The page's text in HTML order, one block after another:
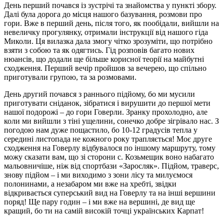
День перший почався із зустрічі та знайомства у пункті збору.
Далі була дорога до місця нашого базування, розмови про
гори. Вже в перший день, після того, як пообідали, вийшли на
невеличку прогулянку, отримали інструкції від нашого гіда
Миколи. Ця вилазка дала змогу чітко зрозуміти, що потрібно
взяти з собою та як одягтись. Гід розповів багато нових
нюансів, що додали ще більше корисної теорії на майбутні
сходження. Перший вечір пройшов за вечерею, що спільно
приготували групою, та за розмовами.
День другий почався з раннього підйому, бо ми мусили
приготувати сніданок, зібратися і вирушити до першої мети
нашої подорожі – до гори Говерли. Зранку прохолодно, але
коли ми вийшли з тіні ущелини, сонечко добре зігрівало нас. З
погодою нам дуже пощастило, бо 10-12 градусів тепла у
середині листопада не кожного року трапляється! Моє друге
сходження на Говерлу відбувалося по іншому маршруту, тому
можу сказати вам, що зі сторони с. Козьмещик воно набагато
мальовничіше, ніж від спортбази «Заросляк». Підйом, траверс,
знову підйом – і ми виходимо з зони лісу та милуємося
полонинами, а незабаром ми вже на хребті, звідки
відкривається суперський вид на Говерлу та на інші вершини
поряд! Ще пару годин – і ми вже на вершині, де вид ще
кращий, бо ти на самій високій точці українських Карпат!